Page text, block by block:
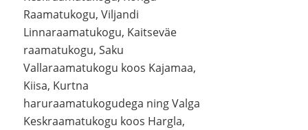
Raamatukogu, Viljandi
Linnaraamatukogu, Kaitseväe
raamatukogu, Saku
Vallaraamatukogu koos Kajamaa,
Kiisa, Kurtna
haruraamatukogudega ning Valga
Keskraamatukogu koos Hargla,